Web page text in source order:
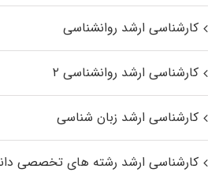
کارشناسی ارشد روانشناسی
کارشناسی ارشد روانشناسی ۲
کارشناسی ارشد زبان شناسی
کارشناسی ارشد رﺷﺘﻪ ﻫﺎی تخصصی